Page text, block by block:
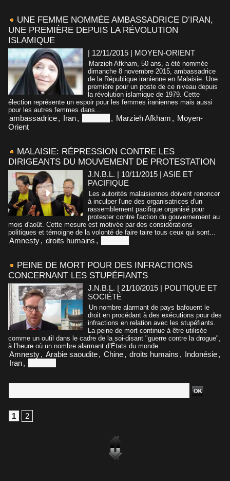
UNE FEMME NOMMÉE AMBASSADRICE D’IRAN,
UNE PREMIÈRE DEPUIS LA RÉVOLUTION
ISLAMIQUE
| 12/11/2015 | MOYEN-ORIENT
Marzieh Afkham, 50 ans, a été nommée
dimanche 8 novembre 2015, ambassadrice
de la République iranienne en Malaisie. Une
première pour un poste de ce niveau depuis
la révolution islamique de 1979. Cette
élection représente un espoir pour les femmes iraniennes mais aussi
pour les autres femmes dans...
ambassadrice, Iran, , Marzieh Afkham , Moyen-
Orient
MALAISIE: RÉPRESSION CONTRE LES
DIRIGEANTS DU MOUVEMENT DE PROTESTATION
J.N.B.L. | 10/11/2015 | ASIE ET
PACIFIQUE
Les autorités malaisiennes doivent renoncer
à inculper l'une des organisatrices d'un
rassemblement pacifique organisé pour
protester contre l'action du gouvernement au
mois d'août. Cette mesure est motivée par des considérations
politiques et témoigne de la volonté de faire taire tous ceux qui sont...
Amnesty, droits humains ,
PEINE DE MORT POUR DES INFRACTIONS
CONCERNANT LES STUPÉFIANTS
J.N.B.L. | 21/10/2015 | POLITIQUE ET
SOCIÉTÉ
Un nombre alarmant de pays bafouent le
droit en procédant à des exécutions pour des
infractions en relation avec les stupéfiants.
La peine de mort continue à être utilisée
comme un outil dans le cadre de la soi-disant "guerre contre la drogue",
à l’heure où un nombre alarmant d’États du monde...
Amnesty, Arabie saoudite, Chine, droits humains , Indonésie,
Iran,
1 2